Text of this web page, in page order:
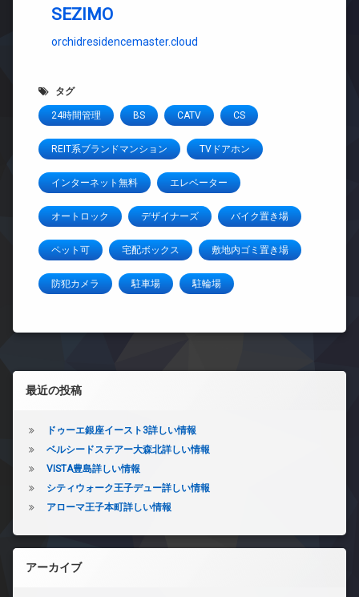
SEZIMO
orchidresidencemaster.cloud
タグ
24時間管理 BS CATV CS
REIT系ブランドマンション TVドアホン
インターネット無料 エレベーター
オートロック デザイナーズ バイク置き場
ペット可 宅配ボックス 敷地内ゴミ置き場
防犯カメラ 駐車場 駐輪場
左サイドバー
最近の投稿
ドゥーエ銀座イースト3詳しい情報
ベルシードステアー大森北詳しい情報
VISTA豊島詳しい情報
シティウォーク王子デュー詳しい情報
アローマ王子本町詳しい情報
アーカイブ